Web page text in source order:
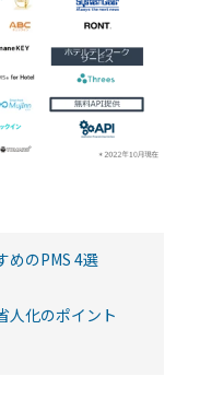
めのPMS 4選
人化のポイント